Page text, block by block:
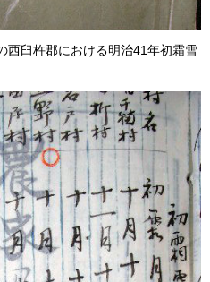
西臼杵郡における明治41年初霜雪